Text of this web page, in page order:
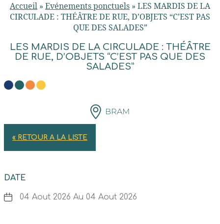
Accueil » Evénements ponctuels » LES MARDIS DE LA
CIRCULADE : THÉÂTRE DE RUE, D’OBJETS “C’EST PAS
QUE DES SALADES”
LES MARDIS DE LA CIRCULADE : THÉÂTRE
DE RUE, D’OBJETS “C’EST PAS QUE DES
SALADES”
BRAM
« RETOUR A LA LISTE
DATE
04 Aout 2026 Au 04 Aout 2026